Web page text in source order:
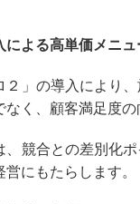
による高単価メニ
２」の導入により
なく、顧客満足度
、競合との差別化
にもたらします。